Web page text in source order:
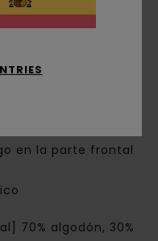
oculto para
en la parte frontal
70% algodón, 30%